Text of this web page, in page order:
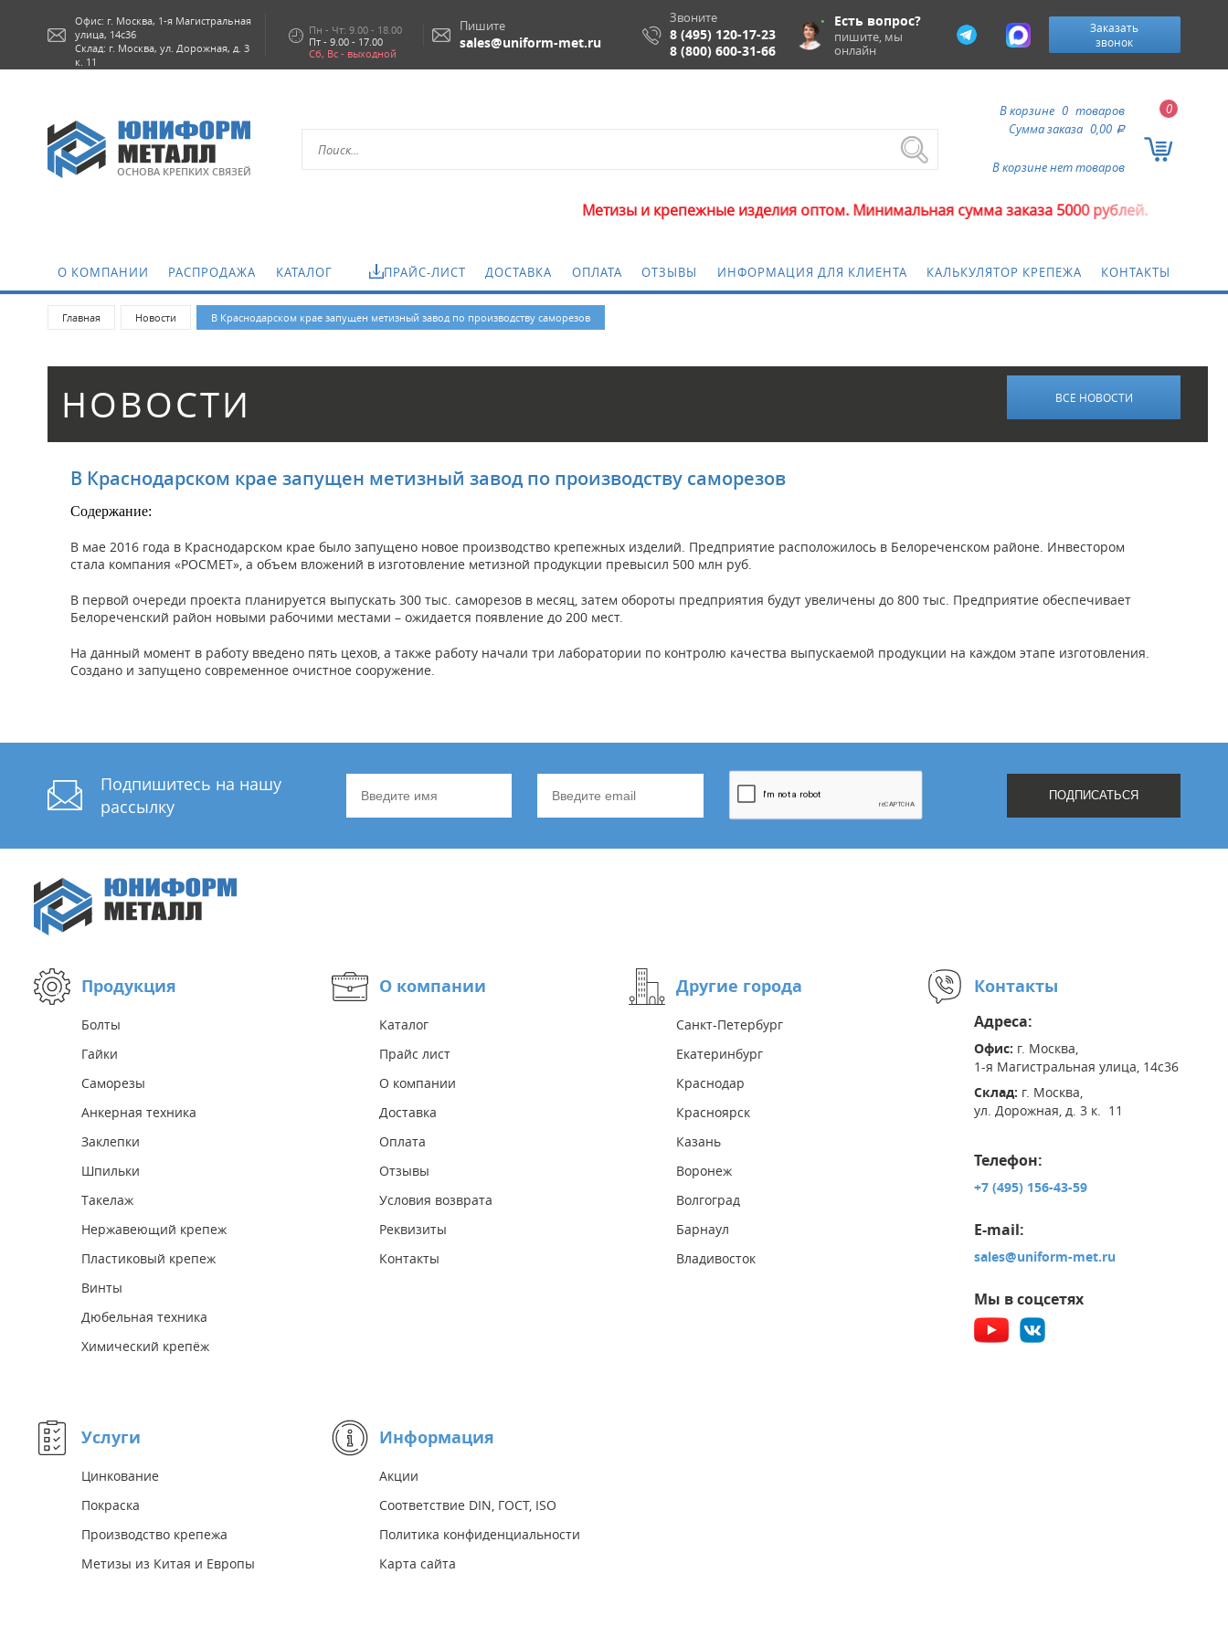
Есть вопрос?
пишите, мы
онлайн
Офис: г. Москва, 1-я Магистральная
улица, 14с36
Склад: г. Москва, ул. Дорожная, д. 3
к. 11
Пн - Чт: 9.00 - 18.00
Пт - 9.00 - 17.00
Сб, Вс - выходной
Пишите
sales@uniform-met.ru
Звоните
8 (495) 120-17-23
8 (800) 600-31-66
Заказать
звонок
ОСНОВА КРЕПКИХ СВЯЗЕЙ
0
В корзине 0 товаров
Сумма заказа 0,00 a
В корзине нет товаров
Метизы и крепежные изделия оптом. Минимальная сумма заказа 5000 рублей.
О КОМПАНИИ РАСПРОДАЖА КАТАЛОГ ПРАЙС-ЛИСТ ДОСТАВКА ОПЛАТА ОТЗЫВЫ ИНФОРМАЦИЯ ДЛЯ КЛИЕНТА КАЛЬКУЛЯТОР КРЕПЕЖА КОНТАКТЫ
Главная Новости В Краснодарском крае запущен метизный завод по производству саморезов
НОВОСТИ ВСЕ НОВОСТИ
В Краснодарском крае запущен метизный завод по производству саморезов
Cодержание:
В мае 2016 года в Краснодарском крае было запущено новое производство крепежных изделий. Предприятие расположилось в Белореченском районе. Инвестором
стала компания «РОСМЕТ», а объем вложений в изготовление метизной продукции превысил 500 млн руб.
В первой очереди проекта планируется выпускать 300 тыс. саморезов в месяц, затем обороты предприятия будут увеличены до 800 тыс. Предприятие обеспечивает
Белореченский район новыми рабочими местами – ожидается появление до 200 мест.
На данный момент в работу введено пять цехов, а также работу начали три лаборатории по контролю качества выпускаемой продукции на каждом этапе изготовления.
Создано и запущено современное очистное сооружение.
Подпишитесь на нашу
рассылку
Продукция
Болты
Гайки
Саморезы
Анкерная техника
Заклепки
Шпильки
Такелаж
Нержавеющий крепеж
Пластиковый крепеж
Винты
Дюбельная техника
Химический крепёж
Услуги
Цинкование
Покраска
Производство крепежа
Метизы из Китая и Европы
О компании
Каталог
Прайс лист
О компании
Доставка
Оплата
Отзывы
Условия возврата
Реквизиты
Контакты
Информация
Акции
Соответствие DIN, ГОСТ, ISO
Политика конфиденциальности
Карта сайта
Другие города
Санкт-Петербург
Екатеринбург
Краснодар
Красноярск
Казань
Воронеж
Волгоград
Барнаул
Владивосток
Контакты
Адреса:
Офис: г. Москва,
1-я Магистральная улица, 14с36
Склад: г. Москва,
ул. Дорожная, д. 3 к. 11
Телефон:
+7 (495) 156-43-59
E-mail:
sales@uniform-met.ru
Мы в соцсетях